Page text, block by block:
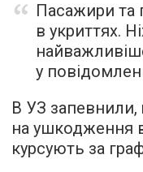
Пасажири та
в укриттях.
у
В УЗ
на ушкодження
курсують за